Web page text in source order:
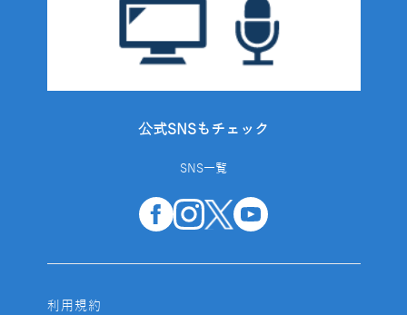
公式SNSもチェック
SNS一覧
利用規約